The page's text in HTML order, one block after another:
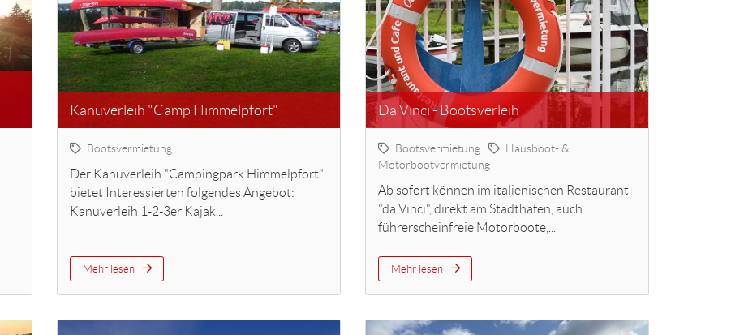
Kanuverleih "Camp Himmelpfort"
Bootsvermietung
Der Kanuverleih "Campingpark Himmelpfort"
bietet Interessierten folgendes Angebot:
Kanuverleih 1-2-3er Kajak...
Mehr lesen
Da Vinci - Bootsverleih
Bootsvermietung
Hausboot- &
Motorbootvermietung
Ab sofort können im italienischen Restaurant
"da Vinci", direkt am Stadthafen, auch
führerscheinfreie Motorboote,...
Mehr lesen